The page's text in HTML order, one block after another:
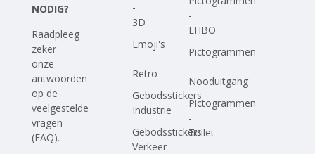
NODIG?
Raadpleeg
zeker
onze
antwoorden
op de
veelgestelde
vragen
(FAQ).
-
3D
Emoji's
-
Retro
Gebodsstickers
Industrie
Gebodsstickers
Verkeer
-
EHBO
Pictogrammen
-
Nooduitgang
Pictogrammen
-
Toilet